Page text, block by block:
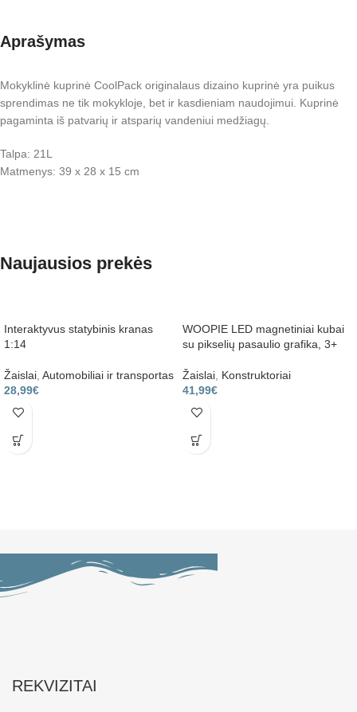
Aprašymas
Mokyklinė kuprinė CoolPack originalaus dizaino kuprinė yra puikus
sprendimas ne tik mokykloje, bet ir kasdieniam naudojimui. Kuprinė
pagaminta iš patvarių ir atsparių vandeniui medžiagų.
Talpa: 21L
Matmenys: 39 x 28 x 15 cm
Naujausios prekės
Interaktyvus statybinis kranas
1:14
Žaislai Automobiliai ir transportas
28,99€
WOOPIE LED magnetiniai kubai
su pikselių pasaulio grafika, 3+
Žaislai Konstruktoriai
41,99€
REKVIZITAI